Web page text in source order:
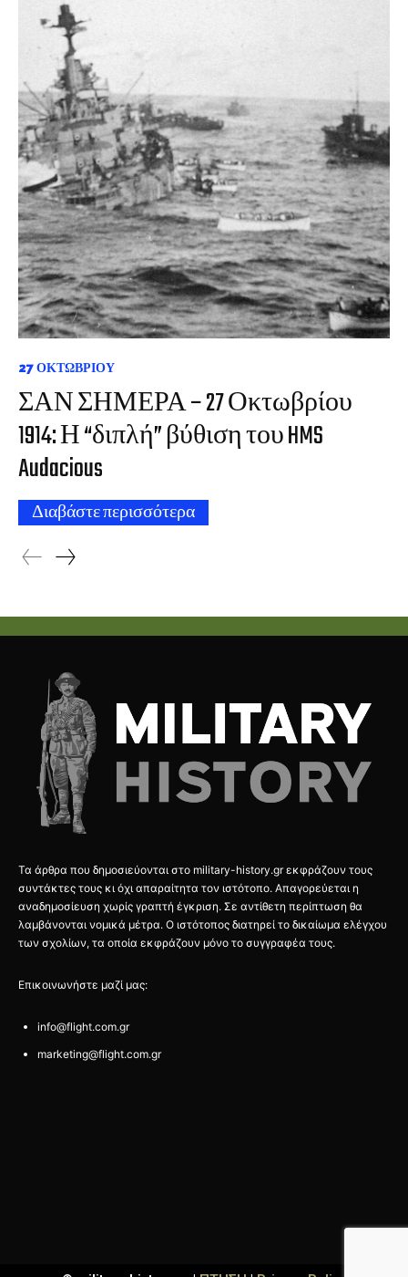
27 ΟΚΤΩΒΡΊΟΥ
ΣΑΝ ΣΗΜΕΡΑ – 27 Οκτωβρίου
1914: Η “διπλή” βύθιση του HMS
Audacious
Διαβάστε περισσότερα
Τα άρθρα που δημοσιεύονται στο military-history.gr εκφράζουν τους
συντάκτες τους κι όχι απαραίτητα τον ιστότοπο. Απαγορεύεται η
αναδημοσίευση χωρίς γραπτή έγκριση. Σε αντίθετη περίπτωση θα
λαμβάνονται νομικά μέτρα. Ο ιστότοπος διατηρεί το δικαίωμα ελέγχου
των σχολίων, τα οποία εκφράζουν μόνο το συγγραφέα τους.
Επικοινωνήστε μαζί μας:
info@flight.com.gr
marketing@flight.com.gr